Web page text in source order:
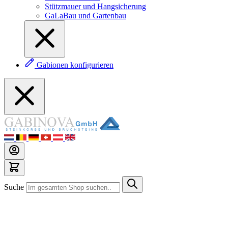
Stützmauer und Hangsicherung
GaLaBau und Gartenbau
Gabionen konfigurieren
Suche